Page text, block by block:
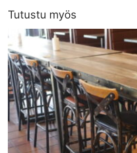
Tutustu myös